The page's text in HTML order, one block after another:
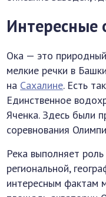
Интересные
Ока — это
мелкие речки в
на Сахалине. Есть
Единственное
Яченка. Здесь были
соревнования
Река выполняет
региональной,
интересным фактам